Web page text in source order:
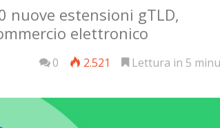
estensioni gTLD,
elettronico
0 2.521 Lettura in 5